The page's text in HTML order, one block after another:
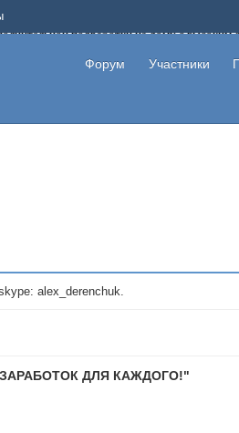
подработки на дому с
лохотрон, чтобы другие пользователи не
ссылками и первая
Форум Участники
alex_derenchuk.
ДЛЯ КАЖДОГО!"